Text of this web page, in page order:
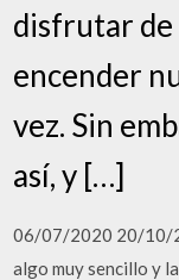
disfrutar de
encender
vez. Sin
así, y […]
06/07/2020 20/10/
algo muy sencillo y